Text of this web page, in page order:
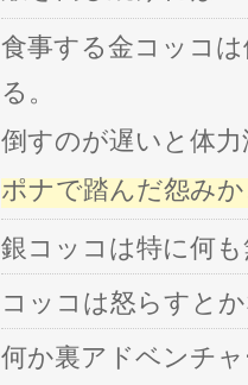
食事する金コッコ
る。
倒すのが遅いと体
ポナで踏んだ怨み
銀コッコは特に何
コッコは怒らすと
何か裏アドベンチ